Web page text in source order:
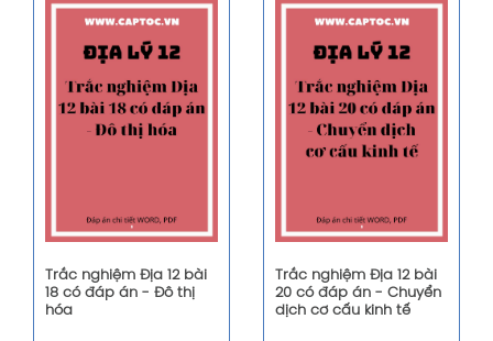
Trắc nghiệm Địa 12 bài
18 có đáp án - Đô thị
hóa
Trắc nghiệm Địa 12 bài
20 có đáp án - Chuyển
dịch cơ cấu kinh tế